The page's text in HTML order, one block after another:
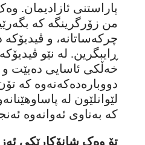
پاراستنی ئازادیمان.
من زۆرگرینگە کە
چرکەساتانە، و ڤیدیۆکە
ڕایبگرین. لە نێو
خەڵکی ئاسایی دەبێت و
دووبارەدەکەنەوە کە
لێوانلێون لە
کە بەناوی ئەوانەوە
تۆ وەک شانۆکارێکی